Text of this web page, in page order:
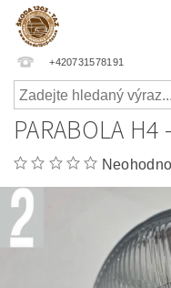
+420731578191
PARABOLA H4